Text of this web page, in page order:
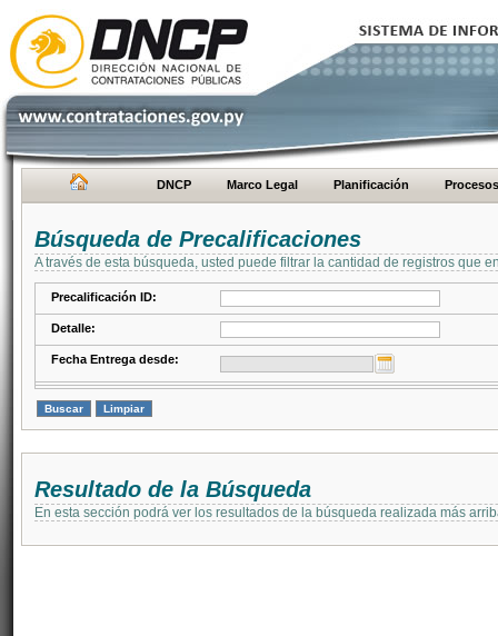
DNCP Marco Legal Planificación Procesos
Búsqueda de Precalificaciones
A través de esta búsqueda, usted puede filtrar la cantidad de registros que
Precalificación ID:
Detalle:
Fecha Entrega desde:
Resultado de la Búsqueda
En esta sección podrá ver los resultados de la búsqueda realizada más